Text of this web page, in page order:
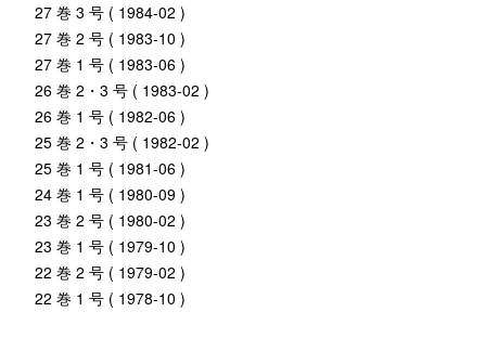
27 巻 3 号 ( 1984-02 )
27 巻 2 号 ( 1983-10 )
27 巻 1 号 ( 1983-06 )
26 巻 2・3 号 ( 1983-02 )
26 巻 1 号 ( 1982-06 )
25 巻 2・3 号 ( 1982-02 )
25 巻 1 号 ( 1981-06 )
24 巻 1 号 ( 1980-09 )
23 巻 2 号 ( 1980-02 )
23 巻 1 号 ( 1979-10 )
22 巻 2 号 ( 1979-02 )
22 巻 1 号 ( 1978-10 )